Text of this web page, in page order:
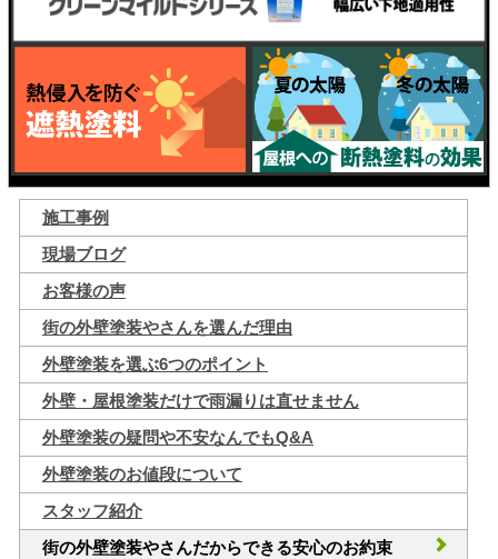
施工事例
現場ブログ
お客様の声
街の外壁塗装やさんを選んだ理由
外壁塗装を選ぶ6つのポイント
外壁・屋根塗装だけで雨漏りは直せません
外壁塗装の疑問や不安なんでもQ&A
外壁塗装のお値段について
スタッフ紹介
街の外壁塗装やさんだからできる安心のお約束